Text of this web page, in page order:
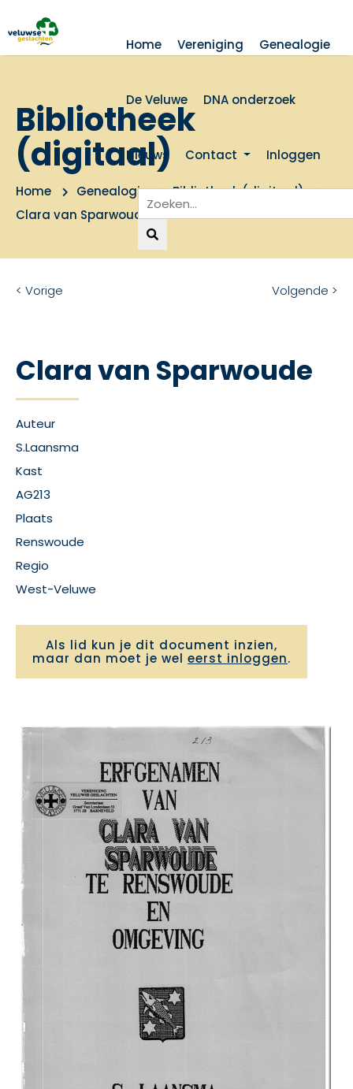
Home Vereniging Genealogie
De Veluwe DNA onderzoek
Nieuws Contact Inloggen
Bibliotheek
(digitaal)
Home Genealogie
Bibliotheek (digitaal)
Clara van Sparwoude
< Vorige Volgende >
Clara van Sparwoude
Auteur
S.Laansma
Kast
AG213
Plaats
Renswoude
Regio
West-Veluwe
Als lid kun je dit document inzien,
maar dan moet je wel eerst inloggen.